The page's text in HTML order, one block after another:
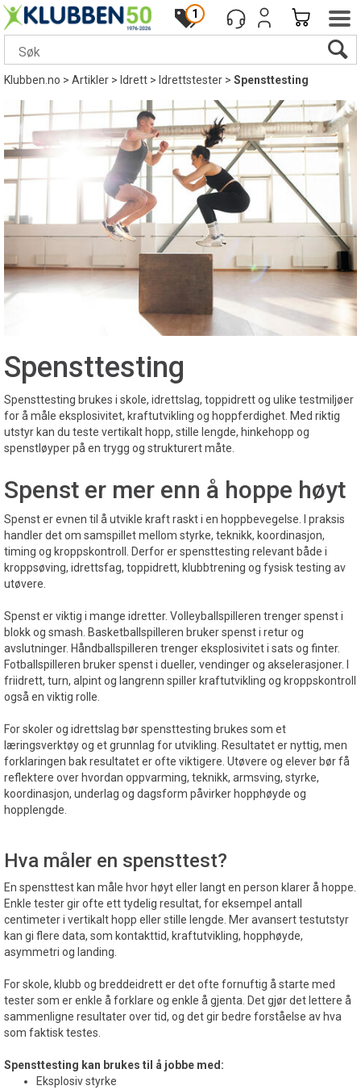
1
Klubben.no>Artikler> Idrett> Idrettstester>Spensttesting
Spensttesting
Spensttesting brukes i skole, idrettslag, toppidrett og ulike testmiljøer
for å måle eksplosivitet, kraftutvikling og hoppferdighet. Med riktig
utstyr kan du teste vertikalt hopp, stille lengde, hinkehopp og
spenstløyper på en trygg og strukturert måte.
Spenst er mer enn å hoppe høyt
Spenst er evnen til å utvikle kraft raskt i en hoppbevegelse. I praksis
handler det om samspillet mellom styrke, teknikk, koordinasjon,
timing og kroppskontroll. Derfor er spensttesting relevant både i
kroppsøving, idrettsfag, toppidrett, klubbtrening og fysisk testing av
utøvere.
Spenst er viktig i mange idretter. Volleyballspilleren trenger spenst i
blokk og smash. Basketballspilleren bruker spenst i retur og
avslutninger. Håndballspilleren trenger eksplosivitet i sats og finter.
Fotballspilleren bruker spenst i dueller, vendinger og akselerasjoner. I
friidrett, turn, alpint og langrenn spiller kraftutvikling og kroppskontroll
også en viktig rolle.
For skoler og idrettslag bør spensttesting brukes som et
læringsverktøy og et grunnlag for utvikling. Resultatet er nyttig, men
forklaringen bak resultatet er ofte viktigere. Utøvere og elever bør få
reflektere over hvordan oppvarming, teknikk, armsving, styrke,
koordinasjon, underlag og dagsform påvirker hopphøyde og
hopplengde.
Hva måler en spensttest?
En spensttest kan måle hvor høyt eller langt en person klarer å hoppe.
Enkle tester gir ofte ett tydelig resultat, for eksempel antall
centimeter i vertikalt hopp eller stille lengde. Mer avansert testutstyr
kan gi flere data, som kontakttid, kraftutvikling, hopphøyde,
asymmetri og landing.
For skole, klubb og breddeidrett er det ofte fornuftig å starte med
tester som er enkle å forklare og enkle å gjenta. Det gjør det lettere å
sammenligne resultater over tid, og det gir bedre forståelse av hva
som faktisk testes.
Spensttesting kan brukes til å jobbe med:
Eksplosiv styrke